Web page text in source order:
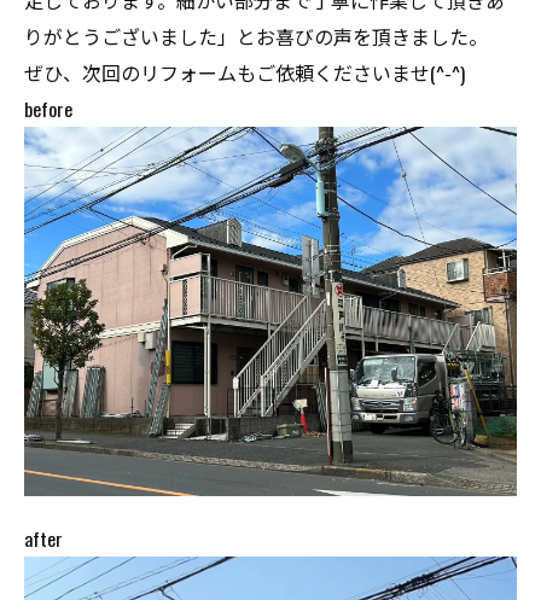
りがとうございました」とお喜びの声を頂きました。
ぜひ、次回のリフォームもご依頼くださいませ(^-^)
before
after